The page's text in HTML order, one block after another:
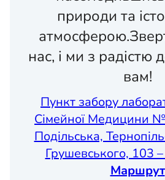
природи та
атмосферою.
нас, і ми з
вам!
Пункт забору
Сімейної Медицини
Подільська,
Грушевського, 103
Маршрут